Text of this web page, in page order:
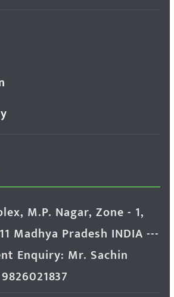
M.P. Nagar, Zone - 1,
Madhya Pradesh INDIA ---
Enquiry: Mr. Sachin